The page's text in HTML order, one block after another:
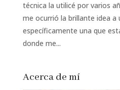
técnica la utilicé por varios
me ocurrió la brillante idea a
específicamente una que
donde me...
Acerca de mí